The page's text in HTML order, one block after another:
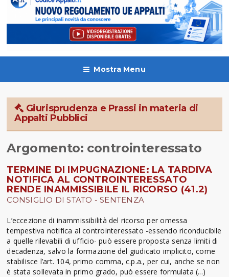
Mostra Menu
Giurisprudenza e Prassi in materia di
Appalti Pubblici
Argomento: controinteressato
TERMINE DI IMPUGNAZIONE: LA TARDIVA
NOTIFICA AL CONTROINTERESSATO
RENDE INAMMISSIBILE IL RICORSO (41.2)
CONSIGLIO DI STATO - SENTENZA
L’eccezione di inammissibilità del ricorso per omessa
tempestiva notifica al controinteressato -essendo riconducibile
a quelle rilevabili di ufficio- può essere proposta senza limiti di
decadenza, salvo la formazione del giudicato implicito, come
stabilisce l’art. 104, primo comma, c.p.a., per cui, anche se non
è stata sollevata in primo grado, può essere formulata (...)